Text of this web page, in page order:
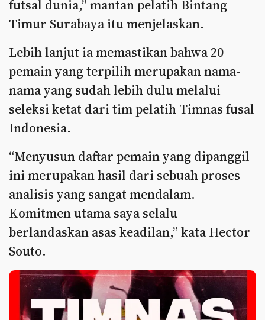
futsal dunia,” mantan pelatih Bintang
Timur Surabaya itu menjelaskan.
Lebih lanjut ia memastikan bahwa 20
pemain yang terpilih merupakan nama-
nama yang sudah lebih dulu melalui
seleksi ketat dari tim pelatih Timnas fusal
Indonesia.
“Menyusun daftar pemain yang dipanggil
ini merupakan hasil dari sebuah proses
analisis yang sangat mendalam.
Komitmen utama saya selalu
berlandaskan asas keadilan,” kata Hector
Souto.